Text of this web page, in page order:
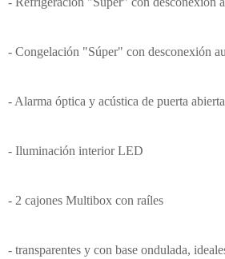
- Congelación "Súper" con desconexión
- Alarma óptica y acústica de puerta abierta
- Iluminación interior LED
- 2 cajones Multibox con raíles
- transparentes y con base ondulada,